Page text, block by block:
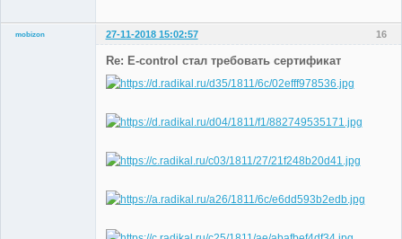
16
mobizon
27-11-2018 15:02:57
Re: E-control стал требовать сертификат